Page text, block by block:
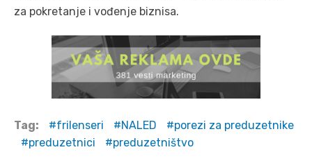
za pokretanje i vođenje biznisa.
Tag: frilenseri NALED
porezi za preduzetnike
preduzetnici
preduzetništvo